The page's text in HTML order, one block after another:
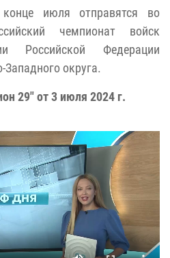
июля отправятся во
чемпионат войск
Российской Федерации
Западного округа.
29" от 3 июля 2024 г.